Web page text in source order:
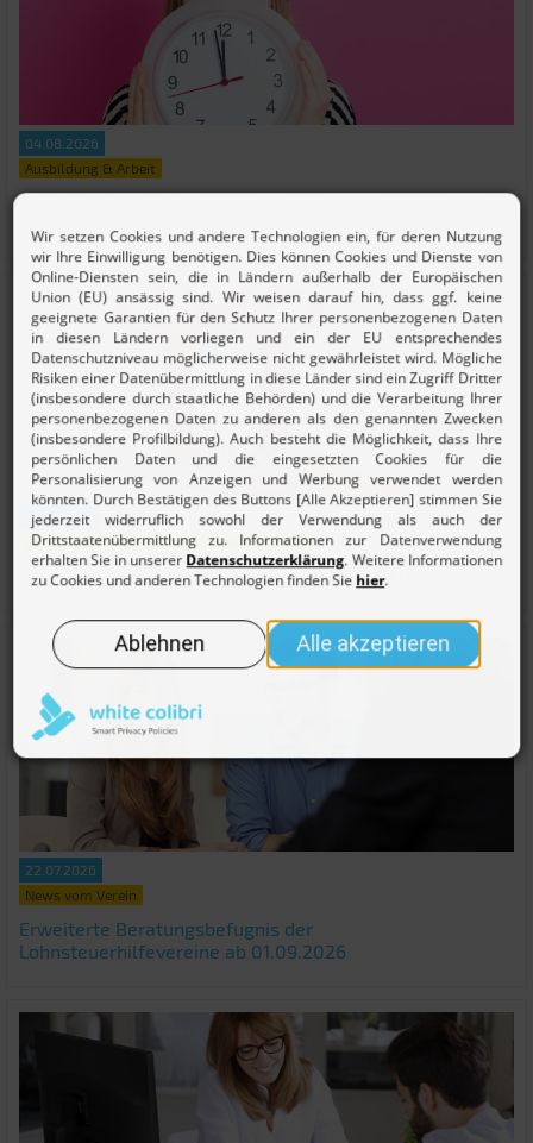
04.08.2026
Ausbildung & Arbeit
Abgabefrist für die Steuererklärung 2025 verpasst? 3
31.07.2026
Kaufen & Investieren
Kinder, Ehe & Familie
Schenkungsteuer – Freibeträge und Steuerklassen
22.07.2026
News vom Verein
Erweiterte Beratungsbefugnis der
Lohnsteuerhilfevereine ab 01.09.2026